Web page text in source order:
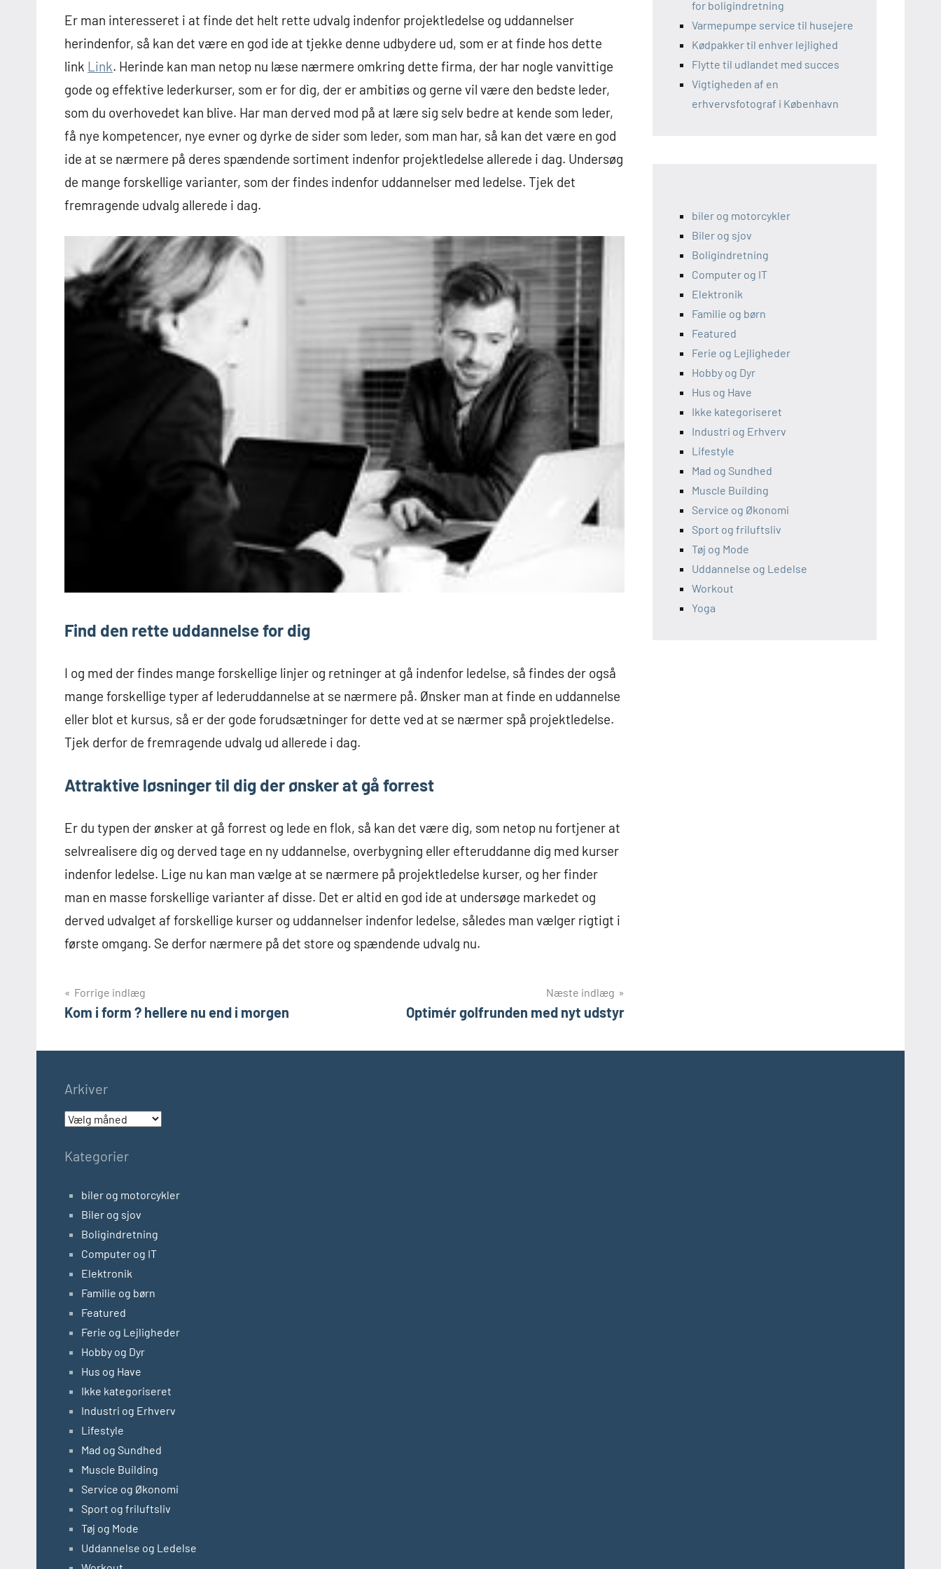
Er man interesseret i at finde det helt rette udvalg indenfor projektledelse og uddannelser
herindenfor, så kan det være en god ide at tjekke denne udbydere ud, som er at finde hos dette
link Link. Herinde kan man netop nu læse nærmere omkring dette firma, der har nogle vanvittige
gode og effektive lederkurser, som er for dig, der er ambitiøs og gerne vil være den bedste leder,
som du overhovedet kan blive. Har man derved mod på at lære sig selv bedre at kende som leder,
få nye kompetencer, nye evner og dyrke de sider som leder, som man har, så kan det være en god
ide at se nærmere på deres spændende sortiment indenfor projektledelse allerede i dag. Undersøg
de mange forskellige varianter, som der findes indenfor uddannelser med ledelse. Tjek det
fremragende udvalg allerede i dag.
Find den rette uddannelse for dig
I og med der findes mange forskellige linjer og retninger at gå indenfor ledelse, så findes der også
mange forskellige typer af lederuddannelse at se nærmere på. Ønsker man at finde en uddannelse
eller blot et kursus, så er der gode forudsætninger for dette ved at se nærmer spå projektledelse.
Tjek derfor de fremragende udvalg ud allerede i dag.
Attraktive løsninger til dig der ønsker at gå forrest
Er du typen der ønsker at gå forrest og lede en flok, så kan det være dig, som netop nu fortjener at
selvrealisere dig og derved tage en ny uddannelse, overbygning eller efteruddanne dig med kurser
indenfor ledelse. Lige nu kan man vælge at se nærmere på projektledelse kurser, og her finder
man en masse forskellige varianter af disse. Det er altid en god ide at undersøge markedet og
derved udvalget af forskellige kurser og uddannelser indenfor ledelse, således man vælger rigtigt i
første omgang. Se derfor nærmere på det store og spændende udvalg nu.
Indlægsnavigation
Forrige indlæg
Kom i form ? hellere nu end i morgen
Næste indlæg
Optimér golfrunden med nyt udstyr
for boligindretning
Varmepumpe service til husejere
Kødpakker til enhver lejlighed
Flytte til udlandet med succes
Vigtigheden af en
erhvervsfotograf i København
biler og motorcykler
Biler og sjov
Boligindretning
Computer og IT
Elektronik
Familie og børn
Featured
Ferie og Lejligheder
Hobby og Dyr
Hus og Have
Ikke kategoriseret
Industri og Erhverv
Lifestyle
Mad og Sundhed
Muscle Building
Service og Økonomi
Sport og friluftsliv
Tøj og Mode
Uddannelse og Ledelse
Workout
Yoga
Arkiver
Arkiver
Kategorier
biler og motorcykler
Biler og sjov
Boligindretning
Computer og IT
Elektronik
Familie og børn
Featured
Ferie og Lejligheder
Hobby og Dyr
Hus og Have
Ikke kategoriseret
Industri og Erhverv
Lifestyle
Mad og Sundhed
Muscle Building
Service og Økonomi
Sport og friluftsliv
Tøj og Mode
Uddannelse og Ledelse